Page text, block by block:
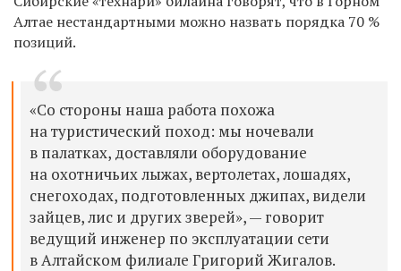
Алтае нестандартными можно назвать порядка 70 %
позиций.
«Со стороны наша работа похожа
на туристический поход: мы ночевали
в палатках, доставляли оборудование
на охотничьих лыжах, вертолетах, лошадях,
снегоходах, подготовленных джипах, видели
зайцев, лис и других зверей», — говорит
ведущий инженер по эксплуатации сети
в Алтайском филиале Григорий Жигалов.